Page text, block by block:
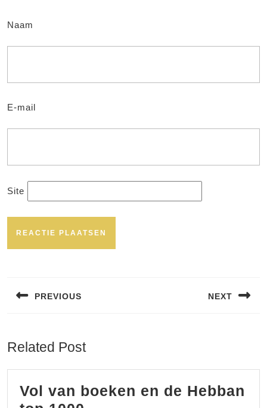
Naam
E-mail
Site
PREVIOUS NEXT
Related Post
Vol van boeken en de Hebban